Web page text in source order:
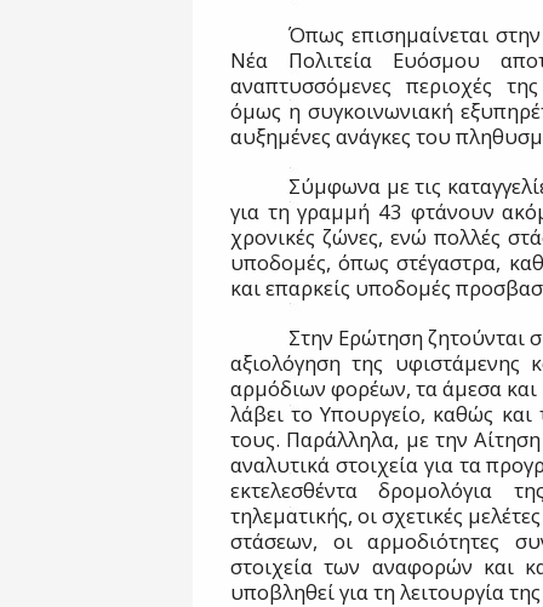
Όπως επισημαίνεται
Νέα Πολιτεία Ευόσμου
αναπτυσσόμενες περιοχές
όμως η συγκοινωνιακή
αυξημένες ανάγκες του
Σύμφωνα με τις
για τη γραμμή 43 φτάνουν
χρονικές ζώνες, ενώ πολλές
υποδομές, όπως στέγαστρα,
και επαρκείς υποδομές
Στην Ερώτηση ζητούνται
αξιολόγηση της υφιστάμενης
αρμόδιων φορέων, τα άμεσα και
λάβει το Υπουργείο, καθώς
τους. Παράλληλα, με την
αναλυτικά στοιχεία για τα
εκτελεσθέντα δρομολόγια
τηλεματικής, οι σχετικές
στάσεων, οι αρμοδιότητες
στοιχεία των αναφορών και
υποβληθεί για τη λειτουργία